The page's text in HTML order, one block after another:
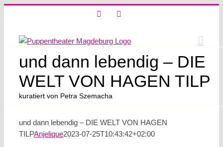
und dann lebendig – DIE
WELT VON HAGEN TILP
kuratiert von Petra Szemacha
und dann lebendig – DIE WELT VON HAGEN
TILPAnjelique2023-07-25T10:43:42+02:00